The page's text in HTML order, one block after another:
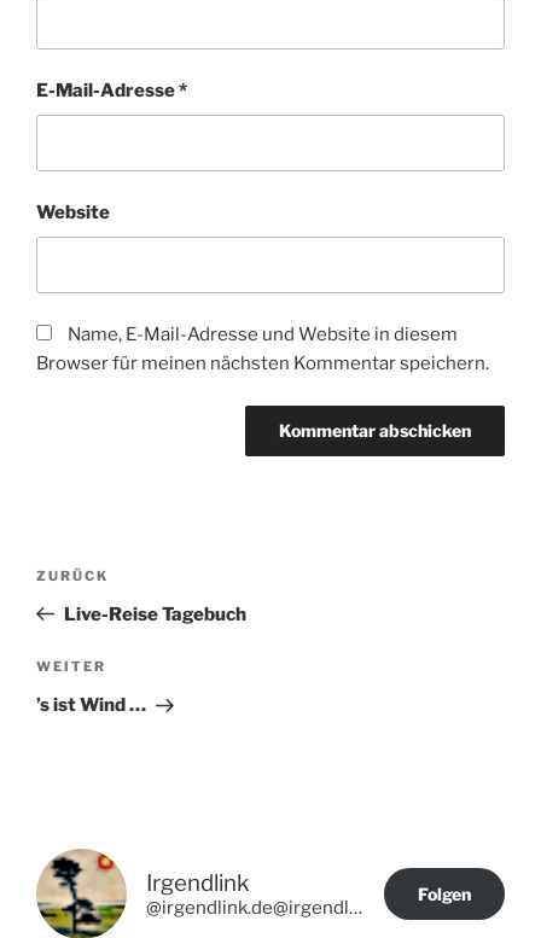
E-Mail-Adresse*
Website
Name, E-Mail-Adresse und Website in diesem
Browser für meinen nächsten Kommentar speichern.
Beitragsnavigation
Vorheriger
Beitrag
ZURÜCK
Live-Reise Tagebuch
Nächster
Beitrag
WEITER
’s ist Wind …
Irgendlink
@irgendlink.de@irgendlink.de
Folgen